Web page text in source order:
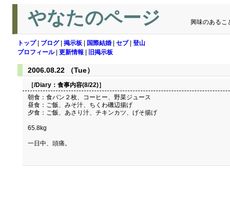
やなたのページ 興味のあるこ
トップ| ブログ| 掲示板 国際結婚 セブ| 登山
プロフィール| 更新情報 旧掲示板
2006.08.22 （Tue）
［/Diary： 食事内容(8/22)］
朝食：食パン２枚、コーヒー、野菜ジュース
昼食：ご飯、みそ汁、ちくわ磯辺揚げ
夕食：ご飯、あさり汁、チキンカツ、げそ揚げ
65.8kg
一日中、頭痛。